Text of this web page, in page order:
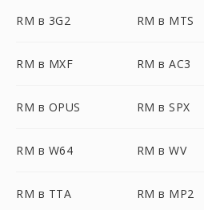
RM в 3G2 RM в MTS
RM в MXF RM в AC3
RM в OPUS RM в SPX
RM в W64 RM в WV
RM в TTA RM в MP2